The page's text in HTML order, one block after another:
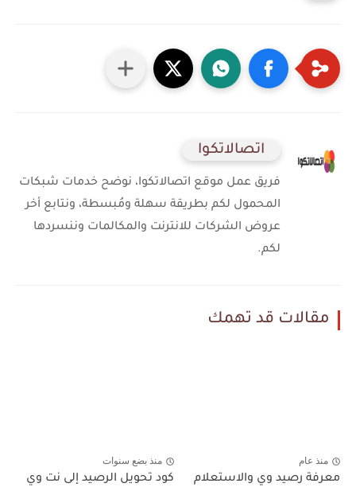
اتصالاتكوا
فريق عمل موقع اتصالاتكوا، نوضح خدمات شبكات
المحمول لكم بطريقة سهلة ومُبسطة، ونتابع أخر
عروض الشركات للانترنت والمكالمات وننسردها
لكم.
مقالات قد تهمك
منذ عام
معرفة رصيد وي والاستعلام
منذ بضع سنوات
كود تحويل الرصيد إلى نت وي